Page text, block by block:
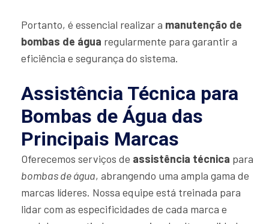
Portanto, é essencial realizar a manutenção de
bombas de água regularmente para garantir a
eficiência e segurança do sistema.
Assistência Técnica para
Bombas de Água das
Principais Marcas
Oferecemos serviços de assistência técnica para
bombas de água, abrangendo uma ampla gama de
marcas líderes. Nossa equipe está treinada para
lidar com as especificidades de cada marca e